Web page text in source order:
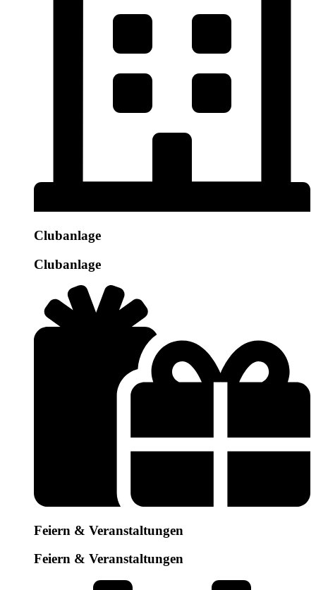
Clubanlage
Clubanlage
Feiern & Veranstaltungen
Feiern & Veranstaltungen